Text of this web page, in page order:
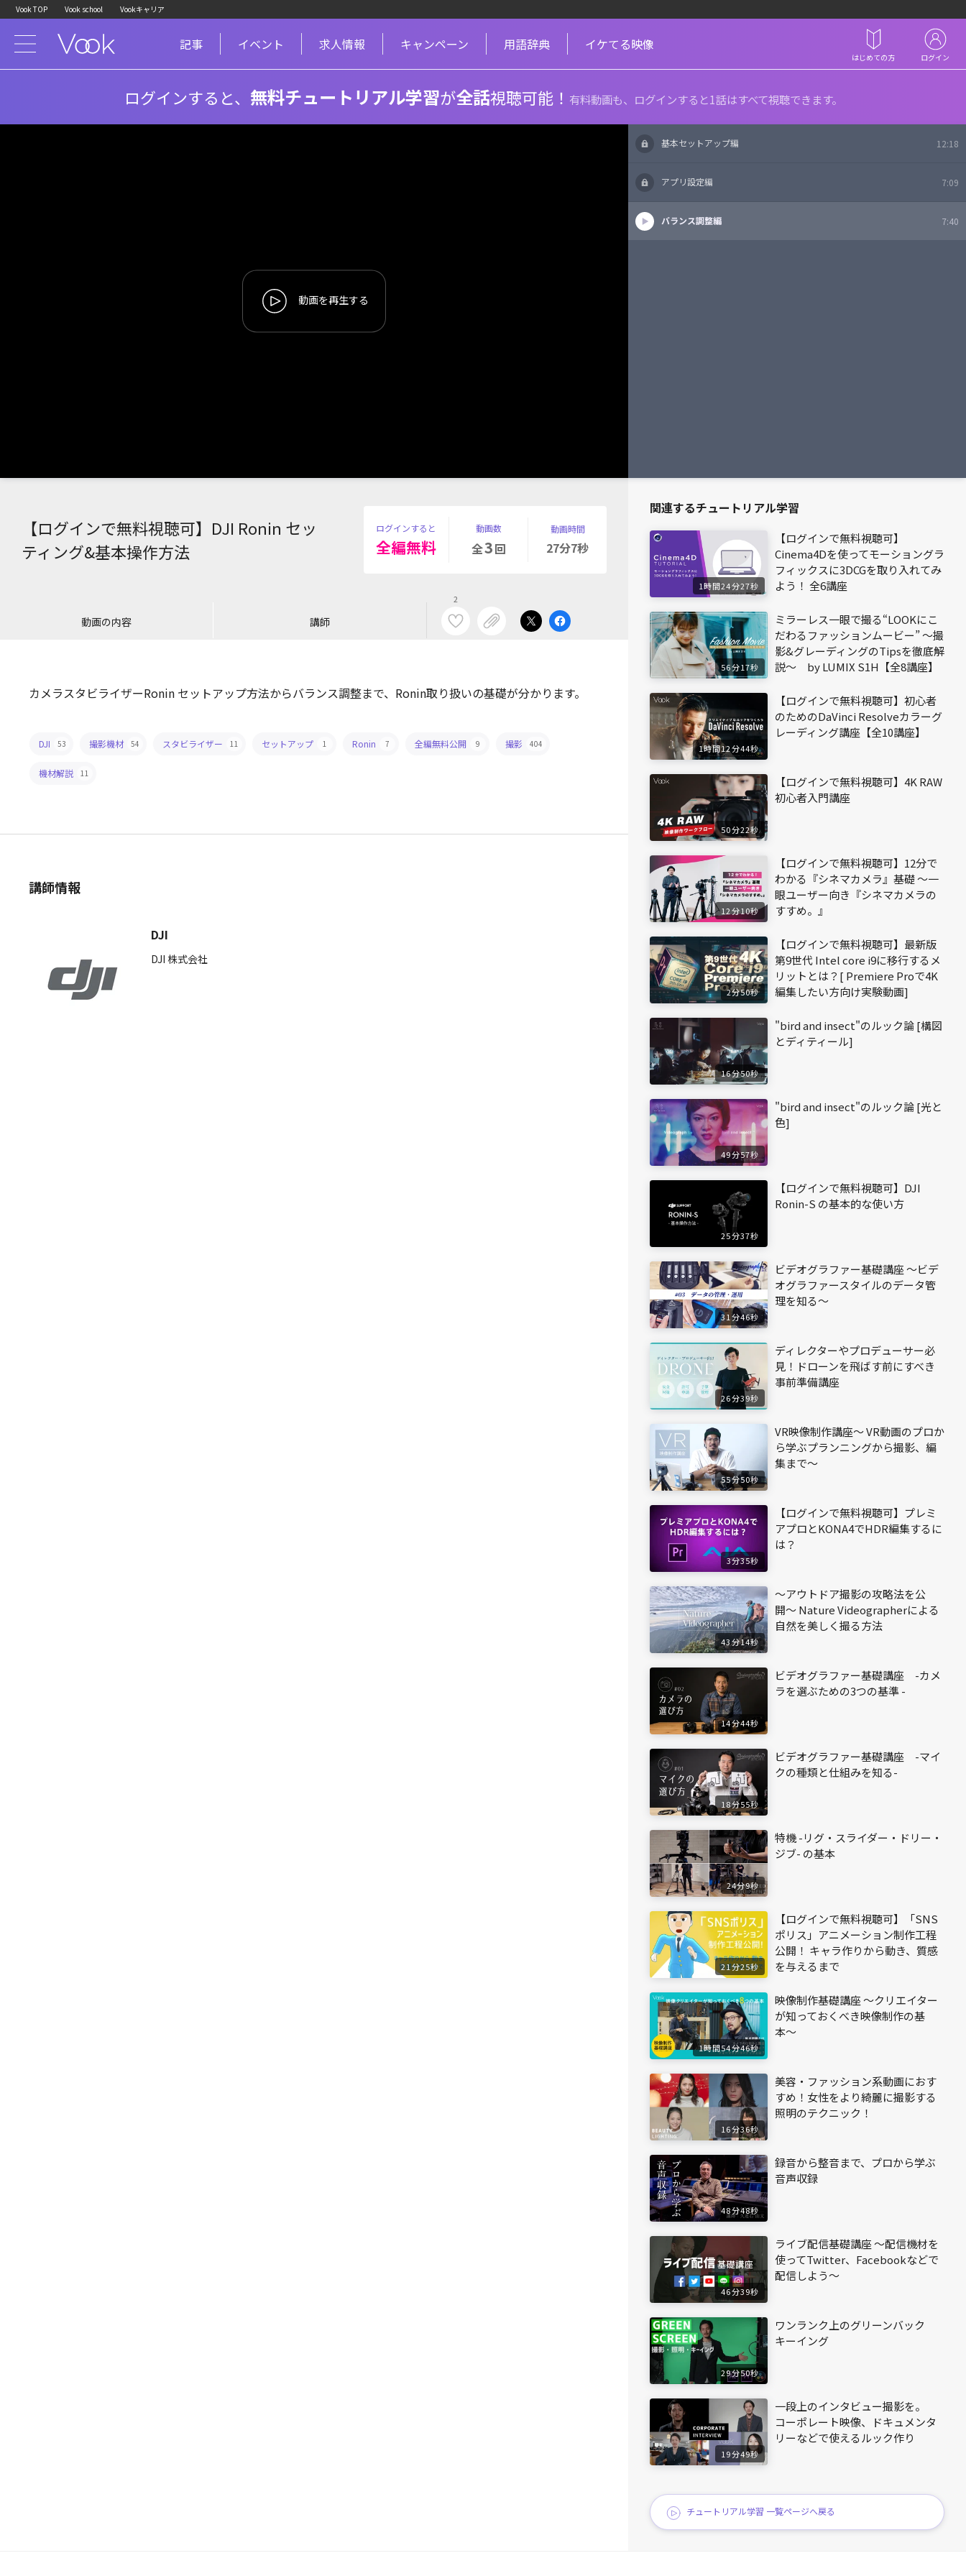
Vook TOP Vook school Vookキャリア
記事 イベント 求人情報 キャンペーン 用語辞典 イケてる映像
はじめての方 ログイン
ログインすると、 無料チュートリアル学習が全話視聴可能！ 有料動画も、ログインすると1話はすべて視聴できます。
基本セットアップ編 12:18
アプリ設定編 7:09
バランス調整編 7:40
【ログインで無料視聴可】DJI Ronin セッ
ティング&基本操作方法
ログインすると
全編無料
動画数
全3回
動画時間
27分7秒
動画の内容 講師
2
カメラスタビライザーRonin セットアップ方法からバランス調整まで、Ronin取り扱いの基礎が分かります。
DJI 53 撮影機材 54 スタビライザー 11 セットアップ 1 Ronin 7 全編無料公開 9 撮影 404
機材解説 11
講師情報
DJI
DJI 株式会社
関連するチュートリアル学習
1時間24分27秒
【ログインで無料視聴可】
Cinema4Dを使ってモーショングラ
フィックスに3DCGを取り入れてみ
よう！ 全6講座
56分17秒
ミラーレス一眼で撮る“LOOKにこ
だわるファッションムービー” ～撮
影&グレーディングのTipsを徹底解
説～ by LUMIX S1H【全8講座】
1時間12分44秒
【ログインで無料視聴可】初心者
のためのDaVinci Resolveカラーグ
レーディング講座【全10講座】
50分22秒
【ログインで無料視聴可】4K RAW
初心者入門講座
12分10秒
【ログインで無料視聴可】12分で
わかる『シネマカメラ』基礎 〜一
眼ユーザー向き『シネマカメラの
すすめ。』
2分50秒
【ログインで無料視聴可】最新版
第9世代 Intel core i9に移行するメ
リットとは？[ Premiere Proで4K
編集したい方向け実験動画]
16分50秒
"bird and insect"のルック論 [構図
とディティール]
49分57秒
"bird and insect"のルック論 [光と
色]
25分37秒
【ログインで無料視聴可】DJI
Ronin-S の基本的な使い方
31分46秒
ビデオグラファー基礎講座 〜ビデ
オグラファースタイルのデータ管
理を知る〜
26分39秒
ディレクターやプロデューサー必
見！ドローンを飛ばす前にすべき
事前準備講座
55分50秒
VR映像制作講座〜 VR動画のプロか
ら学ぶプランニングから撮影、編
集まで〜
3分35秒
【ログインで無料視聴可】プレミ
アプロとKONA4でHDR編集するに
は？
43分14秒
〜アウトドア撮影の攻略法を公
開〜 Nature Videographerによる
自然を美しく撮る方法
14分44秒
ビデオグラファー基礎講座 -カメ
ラを選ぶための3つの基準 -
18分55秒
ビデオグラファー基礎講座 -マイ
クの種類と仕組みを知る-
24分9秒
特機 -リグ・スライダー・ドリー・
ジブ- の基本
21分25秒
【ログインで無料視聴可】「SNS
ポリス」アニメーション制作工程
公開！ キャラ作りから動き、質感
を与えるまで
1時間54分46秒
映像制作基礎講座 〜クリエイター
が知っておくべき映像制作の基
本〜
16分36秒
美容・ファッション系動画におす
すめ！女性をより綺麗に撮影する
照明のテクニック！
48分48秒
録音から整音まで、プロから学ぶ
音声収録
46分39秒
ライブ配信基礎講座 〜配信機材を
使ってTwitter、Facebookなどで
配信しよう〜
29分50秒
ワンランク上のグリーンバック
キーイング
19分49秒
一段上のインタビュー撮影を。
コーポレート映像、ドキュメンタ
リーなどで使えるルック作り
チュートリアル学習 一覧ページへ戻る
動画を再生する